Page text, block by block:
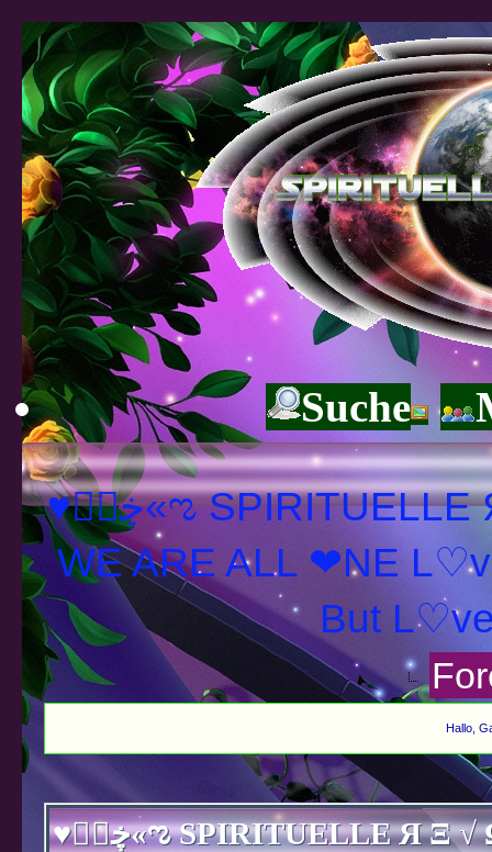
Suche
♥ڿڰۣ«ಌ SPIRITUELLE Я Ξ √ Ω L U T ↑ ☼ N - Forum -
WE ARE ALL ❤NE
Hallo,
♥ڿڰۣ«ಌ SPIRITUELLE Я Ξ √ Ω L U T ↑ ☼ N - Forum - WE ARE